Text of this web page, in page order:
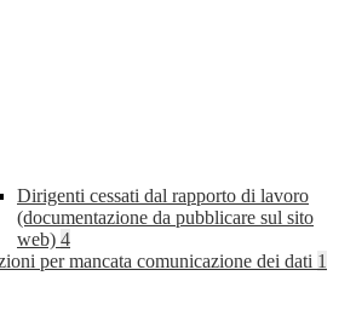
Dirigenti cessati dal rapporto di lavoro
(documentazione da pubblicare sul sito
web) 4
per mancata comunicazione dei dati 1